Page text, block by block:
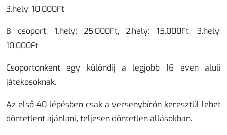
3.hely: 10.000Ft
B csoport: 1.hely: 25.000Ft, 2.hely: 15.000Ft, 3.hely:
10.000Ft
Csoportonként egy különdíj a legjobb 16 éven aluli
játékosoknak.
Az első 40 lépésben csak a versenybírón keresztül lehet
döntetlent ajánlani, teljesen döntetlen állásokban.